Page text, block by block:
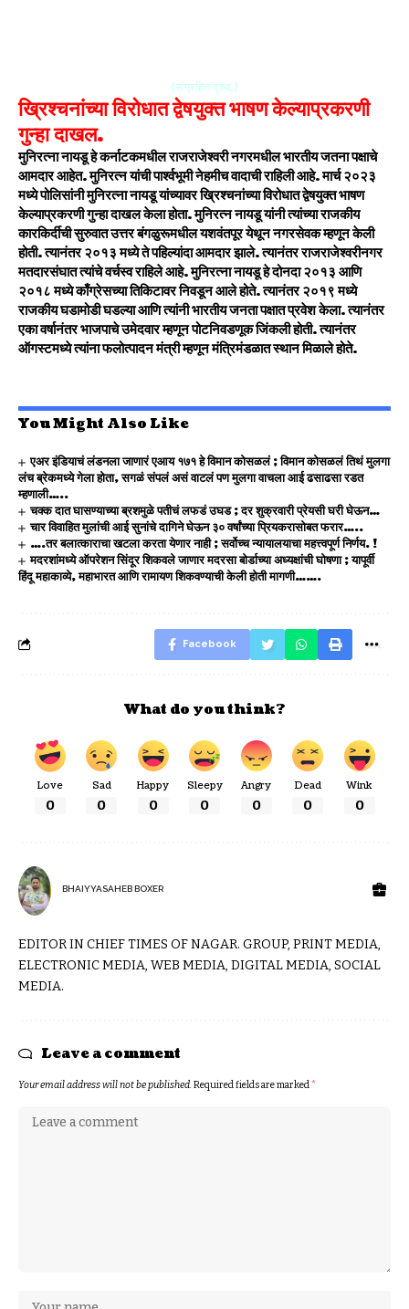
(संग्रहित दृश्य.)
ख्रिश्चनांच्या विरोधात द्वेषयुक्त भाषण केल्याप्रकरणी
गुन्हा दाखल.
मुनिरत्ना नायडू हे कर्नाटकमधील राजराजेश्वरी नगरमधील भारतीय जतना पक्षाचे
आमदार आहेत. मुनिरत्न यांची पार्श्वभूमी नेहमीच वादाची राहिली आहे. मार्च २०२३
मध्ये पोलिसांनी मुनिरत्ना नायडू यांच्यावर ख्रिश्चनांच्या विरोधात द्वेषयुक्त भाषण
केल्याप्रकरणी गुन्हा दाखल केला होता. मुनिरत्न नायडू यांनी त्यांच्या राजकीय
कारकिर्दीची सुरुवात उत्तर बंगळुरूमधील यशवंतपूर येथून नगरसेवक म्हणून केली
होती. त्यानंतर २०१३ मध्ये ते पहिल्यांदा आमदार झाले. त्यानंतर राजराजेश्वरीनगर
मतदारसंघात त्यांचे वर्चस्व राहिले आहे. मुनिरत्ना नायडू हे दोनदा २०१३ आणि
२०१८ मध्ये काँग्रेसच्या तिकिटावर निवडून आले होते. त्यानंतर २०१९ मध्ये
राजकीय घडामोडी घडल्या आणि त्यांनी भारतीय जनता पक्षात प्रवेश केला. त्यानंतर
एका वर्षानंतर भाजपाचे उमेदवार म्हणून पोटनिवडणूक जिंकली होती. त्यानंतर
ऑगस्टमध्ये त्यांना फलोत्पादन मंत्री म्हणून मंत्रिमंडळात स्थान मिळाले होते.
You Might Also Like
एअर इंडियाचं लंडनला जाणारं एआय १७१ हे विमान कोसळलं ; विमान कोसळलं तिथं मुलगा
लंच ब्रेकमध्ये गेला होता, सगळं संपलं असं वाटलं पण मुलगा वाचला आई ढसाढसा रडत
म्हणाली…..
चक्क दात घासण्याच्या ब्रशमुळे पतीचं लफडं उघड ; दर शुक्रवारी प्रेयसी घरी घेऊन…
चार विवाहित मुलांची आई सुनांचे दागिने घेऊन ३० वर्षांच्या प्रियकरासोबत फरार…..
….तर बलात्काराचा खटला करता येणार नाही ; सर्वोच्च न्यायालयाचा महत्त्वपूर्ण निर्णय. !
मदरशांमध्ये ऑपरेशन सिंदूर शिकवले जाणार मदरसा बोर्डाच्या अध्यक्षांची घोषणा ; यापूर्वी
हिंदू महाकाव्ये, महाभारत आणि रामायण शिकवण्याची केली होती मागणी…….
Facebook
What do you think?
Love
0
Sad
0
Happy
0
Sleepy
0
Angry
0
Dead
0
Wink
0
BHAIYYASAHEB BOXER
EDITOR IN CHIEF TIMES OF NAGAR. GROUP, PRINT MEDIA,
ELECTRONIC MEDIA, WEB MEDIA, DIGITAL MEDIA, SOCIAL
MEDIA.
Leave a comment
Your email address will not be published.Required fields are marked*